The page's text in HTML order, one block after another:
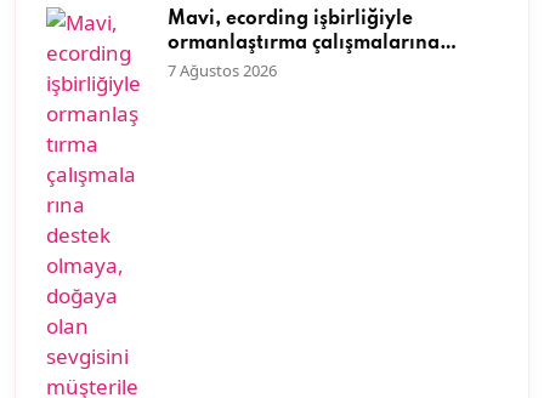
Mavi, ecording işbirliğiyle
ormanlaştırma çalışmalarına
destek olmaya, doğaya olan
7 Ağustos 2026